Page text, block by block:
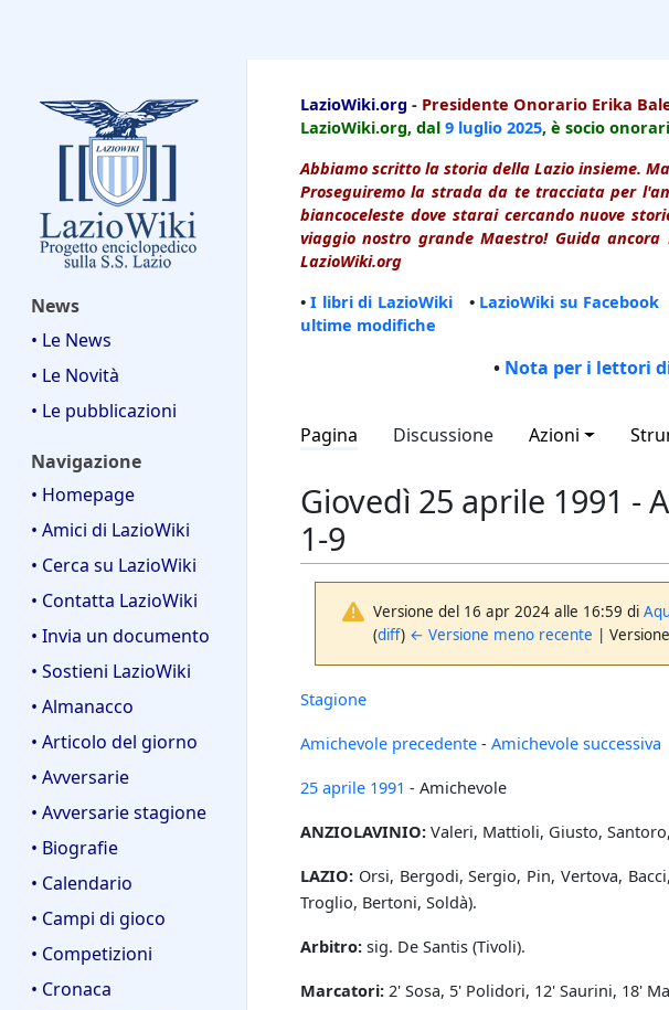
News
• Le News
• Le Novità
• Le pubblicazioni
Navigazione
• Homepage
• Amici di LazioWiki
• Cerca su LazioWiki
• Contatta LazioWiki
• Invia un documento
• Sostieni LazioWiki
• Almanacco
• Articolo del giorno
• Avversarie
• Avversarie stagione
• Biografie
• Calendario
• Campi di gioco
• Competizioni
• Cronaca
LazioWiki.org - Presidente Onorario Erika
LazioWiki.org, dal 9 luglio 2025, è socio
Abbiamo scritto la storia della Lazio insieme.
Proseguiremo la strada da te tracciata per
biancoceleste dove starai cercando nuove
viaggio nostro grande Maestro! Guida
LazioWiki.org
•I libri di LazioWiki• LazioWiki su Facebook
ultime modifiche
• Nota per i lettori
Pagina Discussione Azioni
Giovedì 25 aprile 1991 -
1-9
Versione del 16 apr 2024 alle 16:59 di
(diff) ← Versione meno recente |
Stagione
Amichevole precedente - Amichevole successiva
25 aprile 1991 - Amichevole
ANZIOLAVINIO: Valeri, Mattioli, Giusto,
LAZIO: Orsi, Bergodi, Sergio, Pin, Vertova,
Troglio, Bertoni, Soldà).
Arbitro: sig. De Santis (Tivoli).
Marcatori: 2' Sosa, 5' Polidori, 12' Saurini, 18'